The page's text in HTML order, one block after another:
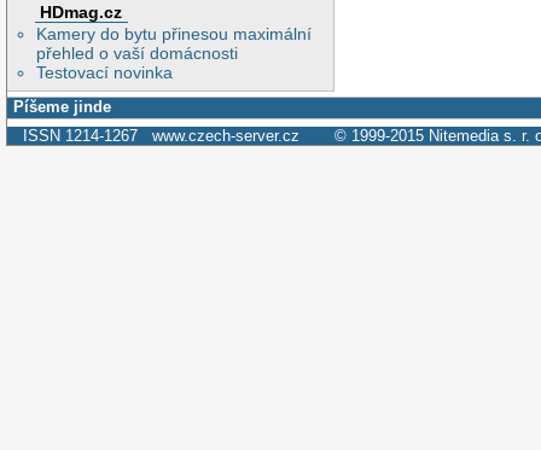
HDmag.cz
Kamery do bytu přinesou maximální
přehled o vaší domácnosti
Testovací novinka
Píšeme jinde
ISSN 1214-1267 www.czech-server.cz © 1999-2015 Nitemedia s. r.